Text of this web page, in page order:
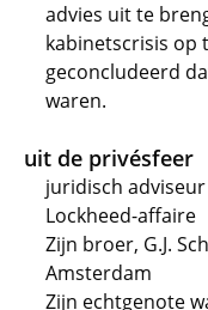
advies uit te
kabinetscrisis op
geconcludeerd
waren.
uit de privésfeer
juridisch
Lockheed-affaire
Zijn broer, G.J.
Amsterdam
Zijn echtgenote